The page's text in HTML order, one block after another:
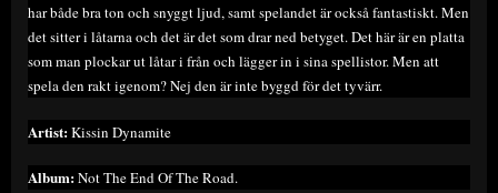
har både bra ton och snyggt ljud, samt spelandet är också fantastiskt. Men
det sitter i låtarna och det är det som drar ned betyget. Det här är en platta
som man plockar ut låtar i från och lägger in i sina spellistor. Men att
spela den rakt igenom? Nej den är inte byggd för det tyvärr.
Artist:Kissin Dynamite
Album:Not The End Of The Road.